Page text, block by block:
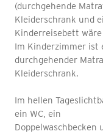
(durchgehende
Kleiderschrank und
Kinderreisebett
Im Kinderzimmer ist
durchgehender
Kleiderschrank.
Im hellen
ein WC, ein
Doppelwaschbecken